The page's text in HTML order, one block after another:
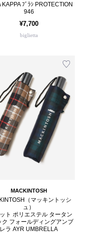
KAPPA ﾌﾞﾗｼ PROTECTION
946
¥7,700
biglietta
MACKINTOSH
（マッキントッシ
ュ）
ト ポリエステル タータン
ク フォールディングアンブ
レラ AYR UMBRELLA